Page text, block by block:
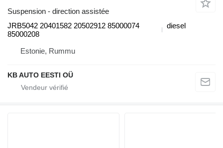
Suspension - direction assistée
JRB5042 20401582 20502912 85000074
85000208
diesel
Estonie, Rummu
KB AUTO EESTI OÜ